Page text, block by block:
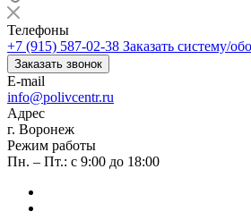
Телефоны
+7 (915) 587-02-38 Заказать систему/
Заказать звонок
E-mail
info@polivcentr.ru
Адрес
г. Воронеж
Режим работы
Пн. – Пт.: с 9:00 до 18:00